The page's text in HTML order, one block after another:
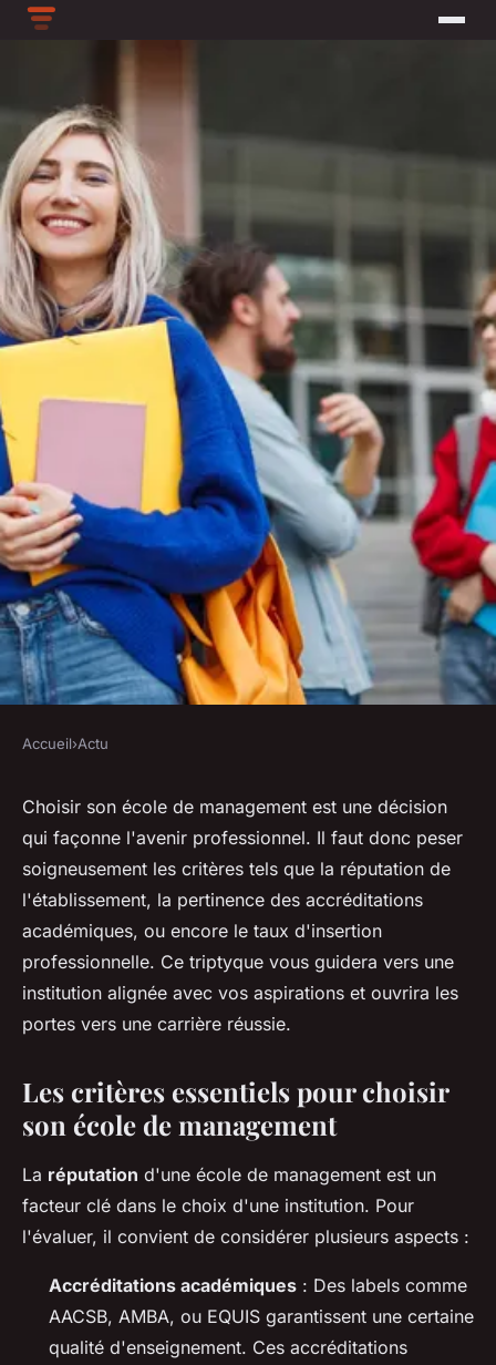
Les critères à considérer pour
faire le choix de son école de
management
michelle•27 février 2024•3 min de lecture
Accueil›Actu
Choisir son école de management est une décision
qui façonne l'avenir professionnel. Il faut donc peser
soigneusement les critères tels que la réputation de
l'établissement, la pertinence des accréditations
académiques, ou encore le taux d'insertion
professionnelle. Ce triptyque vous guidera vers une
institution alignée avec vos aspirations et ouvrira les
portes vers une carrière réussie.
Les critères essentiels pour choisir
son école de management
La réputation d'une école de management est un
facteur clé dans le choix d'une institution. Pour
l'évaluer, il convient de considérer plusieurs aspects :
Accréditations académiques : Des labels comme
AACSB, AMBA, ou EQUIS garantissent une certaine
qualité d'enseignement. Ces accréditations